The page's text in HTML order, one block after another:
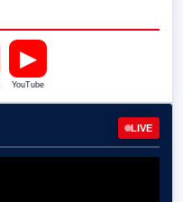
▶
YouTube
LIVE